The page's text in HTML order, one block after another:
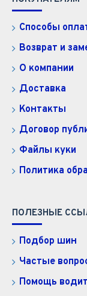
Способы
Возврат и
О компании
Доставка
Контакты
Договор
Файлы куки
Политика
ПОЛЕЗНЫЕ
Подбор шин
Частые
Помощь